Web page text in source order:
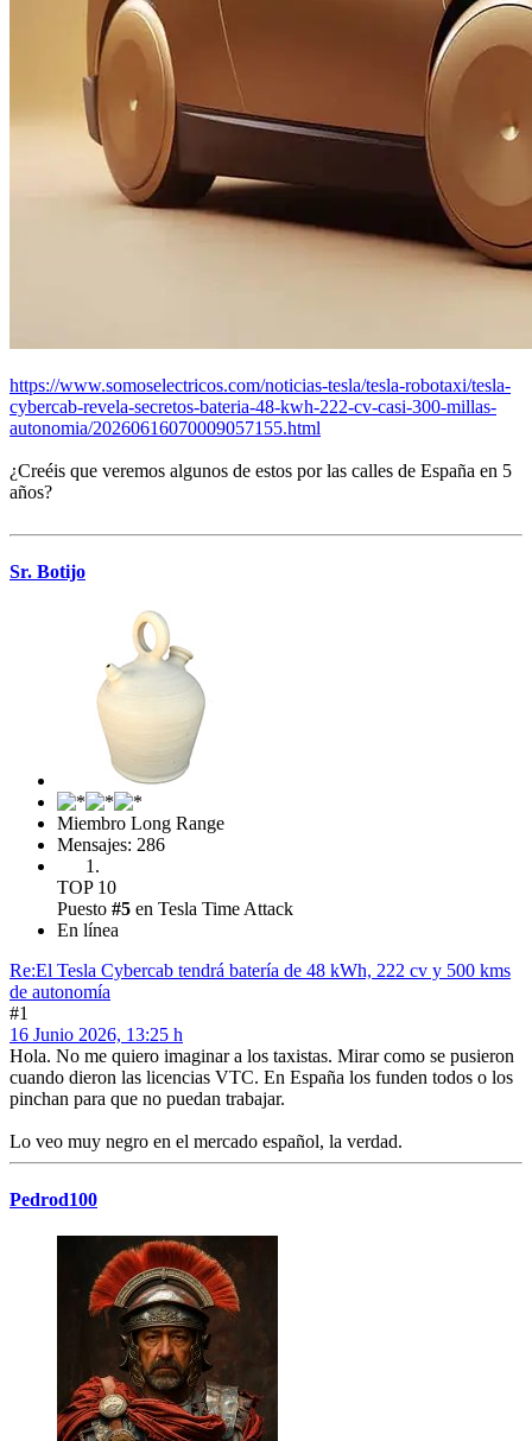
https://www.somoselectricos.com/noticias-tesla/tesla-robotaxi/tesla-
cybercab-revela-secretos-bateria-48-kwh-222-cv-casi-300-millas-
autonomia/20260616070009057155.html
¿Creéis que veremos algunos de estos por las calles de España en 5
años?
Sr. Botijo
Miembro Long Range
Mensajes: 286
TOP 10
Puesto #5 en Tesla Time Attack
En línea
Re:El Tesla Cybercab tendrá batería de 48 kWh, 222 cv y 500 kms
de autonomía
#1
16 Junio 2026, 13:25 h
Hola. No me quiero imaginar a los taxistas. Mirar como se pusieron
cuando dieron las licencias VTC. En España los funden todos o los
pinchan para que no puedan trabajar.
Lo veo muy negro en el mercado español, la verdad.
Pedrod100